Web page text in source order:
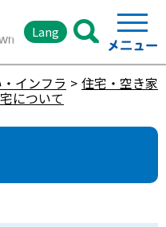
Lang
インフラ 住宅・空き家
について